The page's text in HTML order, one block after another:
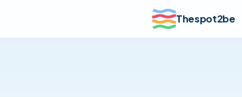
Thespot2be